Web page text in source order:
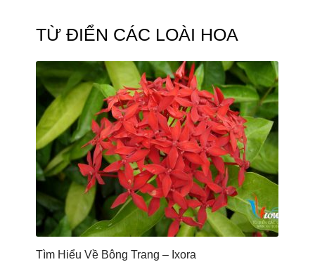
TỪ ĐIỂN CÁC LOÀI HOA
Tìm Hiểu Về Bông Trang – Ixora